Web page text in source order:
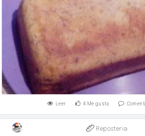
Leer 4 Me gusta
Reposteria